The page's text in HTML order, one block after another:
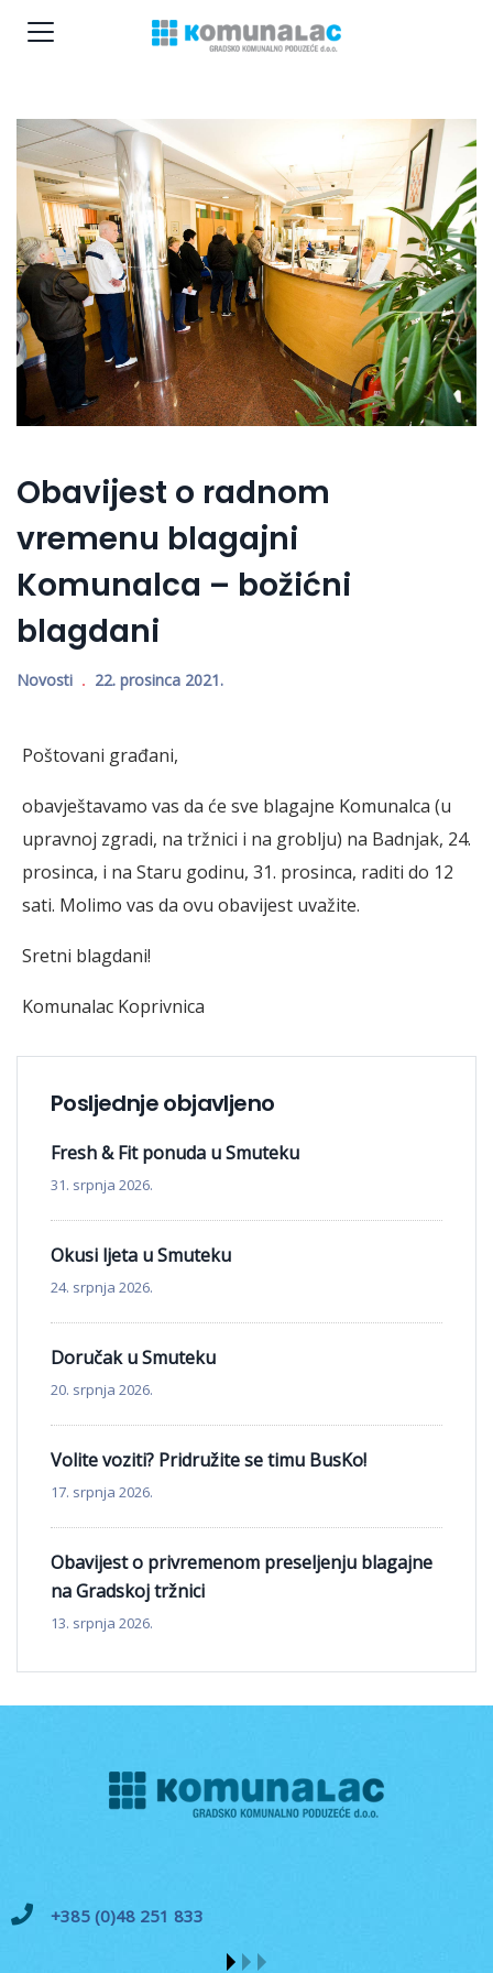
Obavijest o radnom
vremenu blagajni
Komunalca – božićni
blagdani
Novosti 22. prosinca 2021.
Poštovani građani,
obavještavamo vas da će sve blagajne Komunalca (u
upravnoj zgradi, na tržnici i na groblju) na Badnjak, 24.
prosinca, i na Staru godinu, 31. prosinca, raditi do 12
sati. Molimo vas da ovu obavijest uvažite.
Sretni blagdani!
Komunalac Koprivnica
Posljednje objavljeno
Fresh & Fit ponuda u Smuteku
31. srpnja 2026.
Okusi ljeta u Smuteku
24. srpnja 2026.
Doručak u Smuteku
20. srpnja 2026.
Volite voziti? Pridružite se timu BusKo!
17. srpnja 2026.
Obavijest o privremenom preseljenju blagajne
na Gradskoj tržnici
13. srpnja 2026.
+385 (0)48 251 833